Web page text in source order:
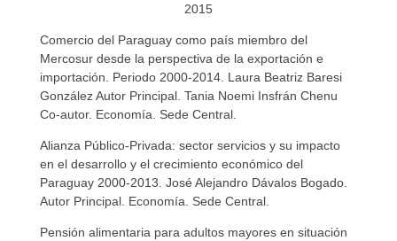
2015
Comercio del Paraguay como país miembro del
Mercosur desde la perspectiva de la exportación e
importación. Periodo 2000-2014. Laura Beatriz Baresi
González Autor Principal. Tania Noemi Insfrán Chenu
Co-autor. Economía. Sede Central.
Alianza Público-Privada: sector servicios y su impacto
en el desarrollo y el crecimiento económico del
Paraguay 2000-2013. José Alejandro Dávalos Bogado.
Autor Principal. Economía. Sede Central.
Pensión alimentaria para adultos mayores en situación